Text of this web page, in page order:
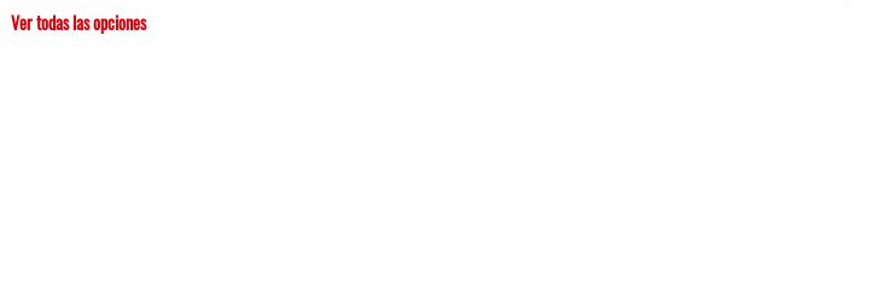
Ver todas las opciones